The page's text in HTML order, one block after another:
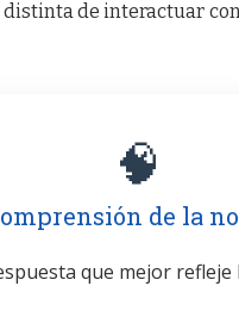
de interactuar
🧠
de la
que mejor